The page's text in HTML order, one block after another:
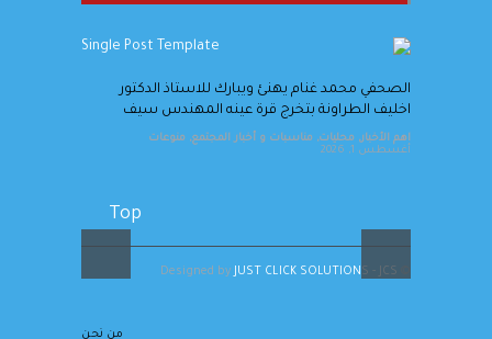
اهم الأخبار,محليات,منوعات
"مكافحة المخدرات" تنظم حملة
الخاطئة عن المخدرات
الصحفي محمد غنام يهنئ ويبارك للاستاذ الدكتور
اخليف الطراونة بتخرج قرة عينه المهندس سيف
اهم الأخبار, محليات, مناسبات و أخبار المجتمع, منوعات
أغسطس 1, 2026
Top
JUST CLICK SOLUTIONS - JCS
من نحن